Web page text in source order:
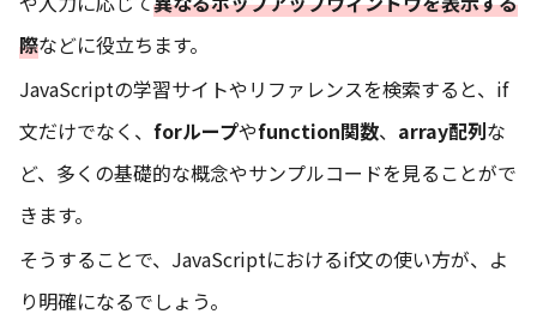
際などに役立ちます。
JavaScriptの学習サイトやリファレンスを検索すると、if
文だけでなく、 forループやfunction関数、 array配列な
ど、多くの基礎的な概念やサンプルコードを見ることがで
きます。
そうすることで、JavaScriptにおけるif文の使い方が、よ
り明確になるでしょう。